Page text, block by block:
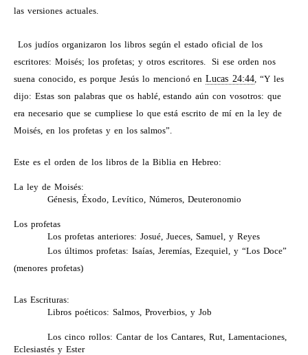
las versiones actuales.
Los judíos organizaron los libros según el estado oficial de los
escritores: Moisés; los profetas; y otros escritores.
Si ese orden nos
suena conocido, es porque Jesús lo mencionó enLucas 24:44, “Y les
dijo: Estas son palabras que os hablé, estando aún con vosotros: que
era necesario que se cumpliese lo que está escrito de mí en la ley de
Moisés, en los profetas y en los salmos”.
Este es el orden de los libros de la Biblia en Hebreo:
La ley de Moisés:
Génesis, Éxodo, Levítico, Números, Deuteronomio
Los profetas
Los profetas anteriores: Josué, Jueces, Samuel, y Reyes
Los últimos profetas: Isaías, Jeremías, Ezequiel, y “Los Doce”
(menores profetas)
Las Escrituras:
Libros poéticos: Salmos, Proverbios, y Job
Los cinco rollos: Cantar de los Cantares, Rut, Lamentaciones,
Eclesiastés y Ester